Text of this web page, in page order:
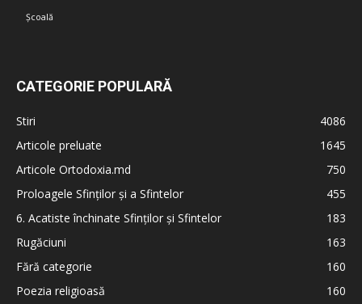
Școală
CATEGORIE POPULARĂ
Stiri
4086
Articole preluate
1645
Articole Ortodoxia.md
750
Proloagele Sfinților și a Sfintelor
455
6. Acatiste închinate Sfinților și Sfintelor
183
Rugăciuni
163
Fără categorie
160
Poezia religioasă
160